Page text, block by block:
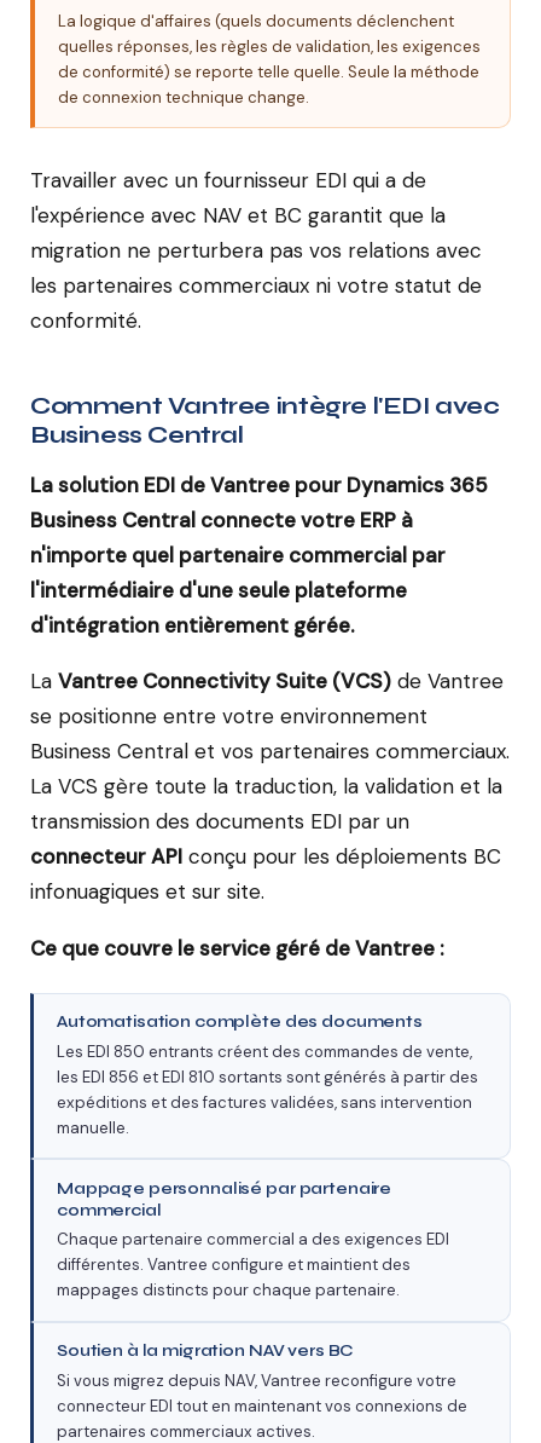
La logique d'affaires (quels documents déclenchent
quelles réponses, les règles de validation, les exigences
de conformité) se reporte telle quelle. Seule la méthode
de connexion technique change.
Travailler avec un fournisseur EDI qui a de
l'expérience avec NAV et BC garantit que la
migration ne perturbera pas vos relations avec
les partenaires commerciaux ni votre statut de
conformité.
Comment Vantree intègre l'EDI avec
Business Central
La solution EDI de Vantree pour Dynamics 365
Business Central connecte votre ERP à
n'importe quel partenaire commercial par
l'intermédiaire d'une seule plateforme
d'intégration entièrement gérée.
La Vantree Connectivity Suite (VCS) de Vantree
se positionne entre votre environnement
Business Central et vos partenaires commerciaux.
La VCS gère toute la traduction, la validation et la
transmission des documents EDI par un
connecteur API conçu pour les déploiements BC
infonuagiques et sur site.
Ce que couvre le service géré de Vantree :
Automatisation complète des documents
Les EDI 850 entrants créent des commandes de vente,
les EDI 856 et EDI 810 sortants sont générés à partir des
expéditions et des factures validées, sans intervention
manuelle.
Mappage personnalisé par partenaire
commercial
Chaque partenaire commercial a des exigences EDI
différentes. Vantree configure et maintient des
mappages distincts pour chaque partenaire.
Soutien à la migration NAV vers BC
Si vous migrez depuis NAV, Vantree reconfigure votre
connecteur EDI tout en maintenant vos connexions de
partenaires commerciaux actives.